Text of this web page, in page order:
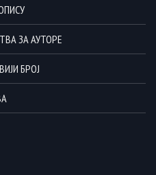
ЗА АУТОРЕ
БРОЈ